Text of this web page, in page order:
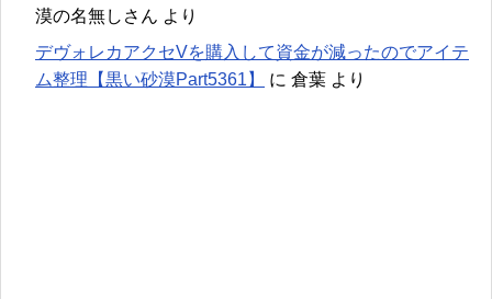
漠の名無しさん より
デヴォレカアクセVを購入して資金が減ったのでアイテ
ム整理【黒い砂漠Part5361】
に 倉葉 より